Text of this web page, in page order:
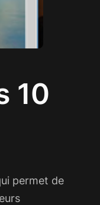
10
permet de